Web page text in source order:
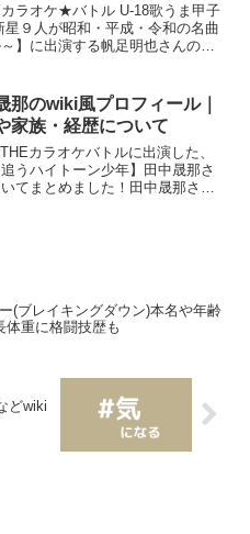
カラオケ★バトル U-18歌うま甲子
星９人が昭和・平成・令和の名曲
】に出演する帆足明也さんのプ
鍛えられた熊本の民謡少年と紹
います...
那のwiki風プロフィール｜
家族・経歴について
カラオケバトルに出演した、
追うハイトーン少年】田中晟那さ
てまとめました！田中晟那さん
(ブレイキングダウン)本名や年齢
体重に格闘技歴も
どwiki